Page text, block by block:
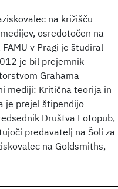
na križišču
osredotočen na
v Pragi je študiral
je bil prejemnik
Grahama
mediji: Kritična teorija in
je prejel štipendijo
Društva Fotopub,
predavatelj na Šoli za
na Goldsmiths,